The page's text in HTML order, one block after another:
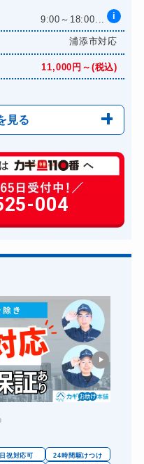
9:00～18:00... i
浦添市対応
11,000円～(税込)
見る
6,600円～(税込)
14,300円～(税込)
14,300円～(税込)
16,500円～(税込)
8,800円～(税込)
8,800円～(税込)
14,300円～(税込)
11,000円～(税込)
8,800円～(税込)
004
祝対応可
24時間駆けつけ